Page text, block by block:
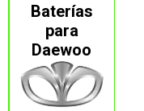
Baterías
para
Daewoo